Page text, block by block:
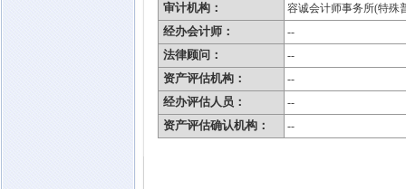
审计机构： 容诚会计师事务所(特殊
经办会计师： --
法律顾问： --
资产评估机构： --
经办评估人员： --
资产评估确认机构： --